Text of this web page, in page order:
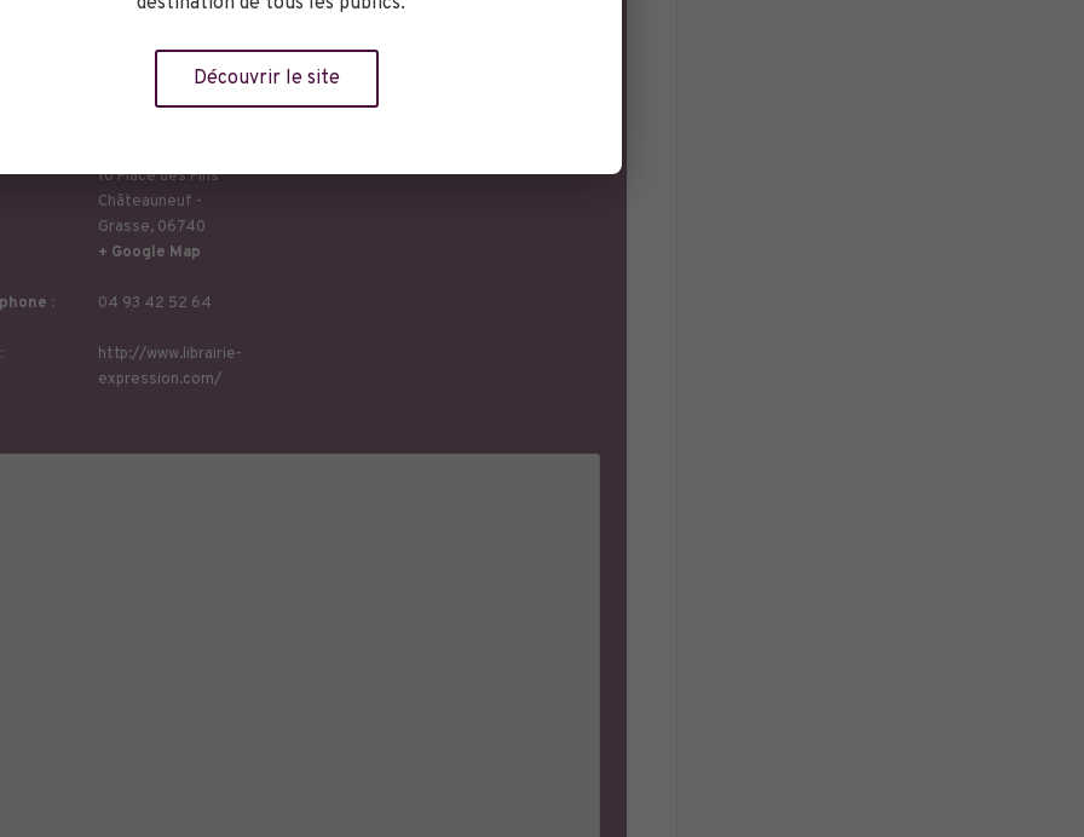
10 Place des Pins
Châteauneuf -
Grasse, 06740
+ Google Map
: 04 93 42 52 64
http://www.librairie-
expression.com/
Découvrir le site